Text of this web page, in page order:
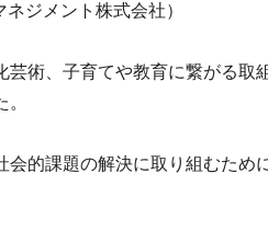
ジメント株式会社）
術、子育てや教育に繋がる取
的課題の解決に取り組むため